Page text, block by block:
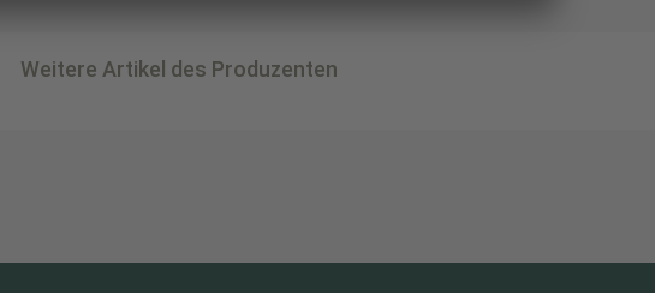
Weitere Artikel des Produzenten